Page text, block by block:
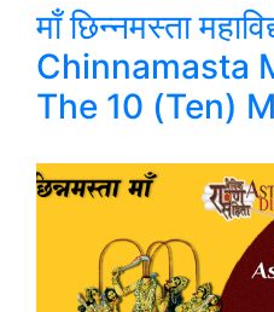
माँ छिन्नमस्ता
Chinnamasta
The 10 (Ten)